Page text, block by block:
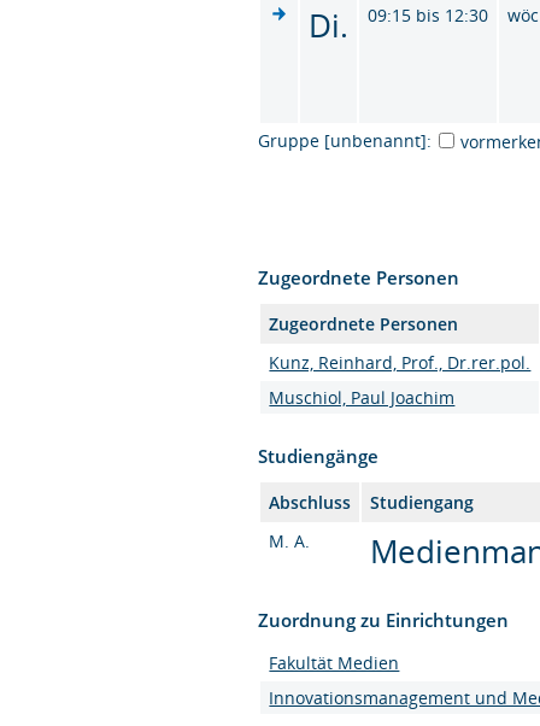
Di. 09:15 bis 12:30
Gruppe [unbenannt]:
Zugeordnete Personen
Zugeordnete Personen
Kunz, Reinhard, Prof., Dr.rer.pol.
Muschiol, Paul Joachim
Studiengänge
Abschluss
Studiengang
M. A.
Zuordnung zu Einrichtungen
Fakultät Medien
Innovationsmanagement und